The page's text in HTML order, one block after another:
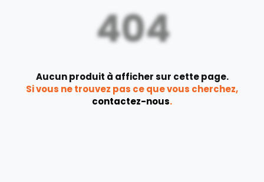
404
Aucun produit à afficher sur cette page.
Si vous ne trouvez pas ce que vous cherchez,
contactez-nous.